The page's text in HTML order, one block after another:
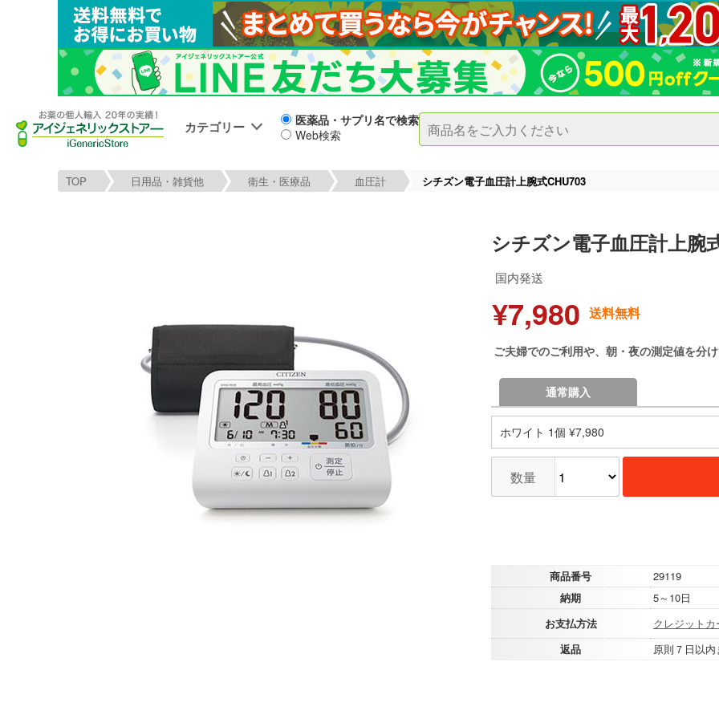
カテゴリー
医薬品・サプリ名で検索
Web検索
TOP 日用品・雑貨他 衛生・医療品 血圧計 シチズン電子血圧計上腕式CHU703
シチズン電子血圧計上腕
国内発送
¥7,980 送料無料
ご夫婦でのご利用や、朝・夜の測定値を分
通常購入
ホワイト 1個 ¥7,980
数量
商品番号
29119
納期
5～10日
お支払方法
クレジットカ
返品
原則７日以